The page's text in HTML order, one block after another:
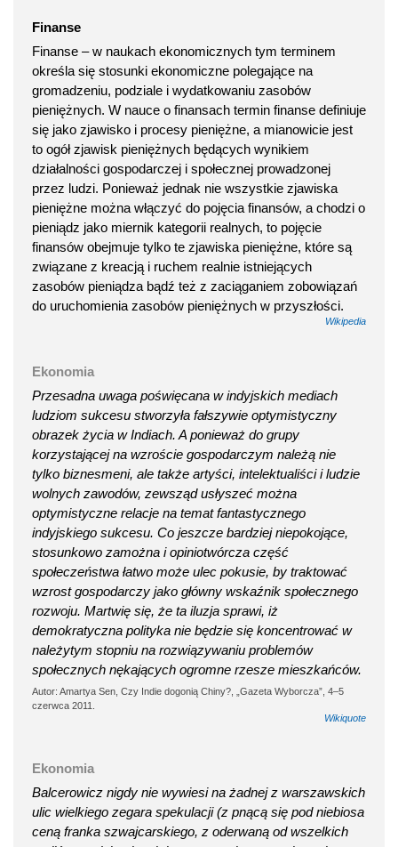
Finanse
Finanse – w naukach ekonomicznych tym terminem
określa się stosunki ekonomiczne polegające na
gromadzeniu, podziale i wydatkowaniu zasobów
pieniężnych. W nauce o finansach termin finanse definiuje
się jako zjawisko i procesy pieniężne, a mianowicie jest
to ogół zjawisk pieniężnych będących wynikiem
działalności gospodarczej i społecznej prowadzonej
przez ludzi. Ponieważ jednak nie wszystkie zjawiska
pieniężne można włączyć do pojęcia finansów, a chodzi o
pieniądz jako miernik kategorii realnych, to pojęcie
finansów obejmuje tylko te zjawiska pieniężne, które są
związane z kreacją i ruchem realnie istniejących
zasobów pieniądza bądź też z zaciąganiem zobowiązań
do uruchomienia zasobów pieniężnych w przyszłości.
Wikipedia
Ekonomia
Przesadna uwaga poświęcana w indyjskich mediach
ludziom sukcesu stworzyła fałszywie optymistyczny
obrazek życia w Indiach. A ponieważ do grupy
korzystającej na wzroście gospodarczym należą nie
tylko biznesmeni, ale także artyści, intelektualiści i ludzie
wolnych zawodów, zewsząd usłyszeć można
optymistyczne relacje na temat fantastycznego
indyjskiego sukcesu. Co jeszcze bardziej niepokojące,
stosunkowo zamożna i opiniotwórcza część
społeczeństwa łatwo może ulec pokusie, by traktować
wzrost gospodarczy jako główny wskaźnik społecznego
rozwoju. Martwię się, że ta iluzja sprawi, iż
demokratyczna polityka nie będzie się koncentrować w
należytym stopniu na rozwiązywaniu problemów
społecznych nękających ogromne rzesze mieszkańców.
Autor: Amartya Sen, Czy Indie dogonią Chiny?, „Gazeta Wyborcza”, 4–5
czerwca 2011.
Wikiquote
Ekonomia
Balcerowicz nigdy nie wywiesi na żadnej z warszawskich
ulic wielkiego zegara spekulacji (z pnącą się pod niebiosa
ceną franka szwajcarskiego, z oderwaną od wszelkich